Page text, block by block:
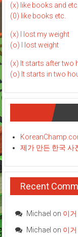
(x) like books and etc.
(0) like books etc.
(x) I lost my weight
(o) I lost weight
(x) It starts after two
(o) It starts in two
제가 만든 한국 사
Recent
Michael on 이
Michael on 이